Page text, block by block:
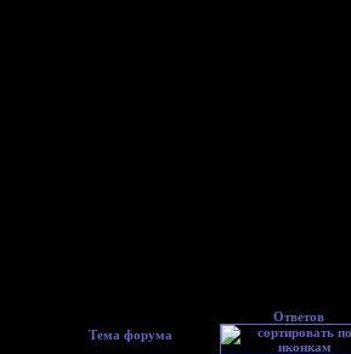
Тема форума
Ответов